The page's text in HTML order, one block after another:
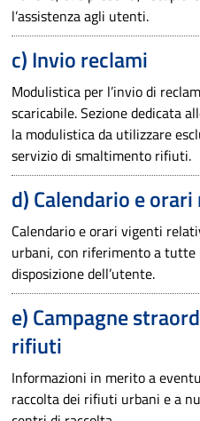
l’assistenza agli utenti.
c) Invio reclami
Modulistica per l’invio di
scaricabile. Sezione dedicata
la modulistica da utilizzare
servizio di smaltimento rifiuti.
d) Calendario e
Calendario e orari vigenti
urbani, con riferimento a tutte
disposizione dell’utente.
e) Campagne
rifiuti
Informazioni in merito a
raccolta dei rifiuti urbani e a